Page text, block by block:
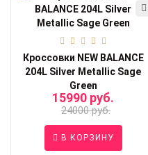
Кроссовки NEW BALANCE
204L Silver Metallic Sage
Green
15990 руб.
24000 руб.
В КОРЗИНУ